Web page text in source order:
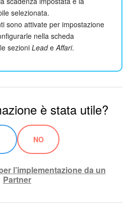
selezionata.
sono attivate per impostazione
nella scheda
sezioni LeadeAffari.
è stata utile?
NO
l’implementazione da un
Partner